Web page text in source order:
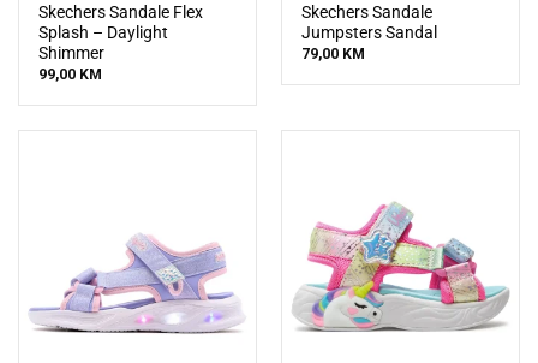
Skechers Sandale Flex
Splash – Daylight
Shimmer
99,00 KM
Skechers Sandale
Jumpsters Sandal
79,00 KM